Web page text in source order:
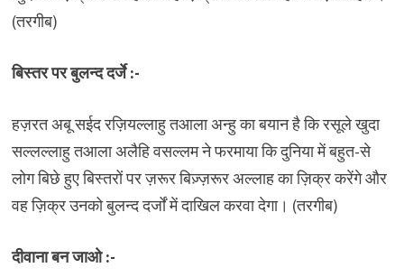
(तरगीब)
बिस्तर पर बुलन्द दर्जे :-
हज़रत अबू सईद रज़ियल्लाहु तआला अन्हु का बयान है कि रसूले खुदा
सल्लल्लाहु तआला अलैहि वसल्लम ने फरमाया कि दुनिया में बहुत-से
लोग बिछे हुए बिस्तरों पर ज़रूर बिज़्ज़रूर अल्लाह का ज़िक्र करेंगे और
वह ज़िक्र उनको बुलन्द दर्जों में दाखिल करवा देगा। (तरगीब)
दीवाना बन जाओ :-